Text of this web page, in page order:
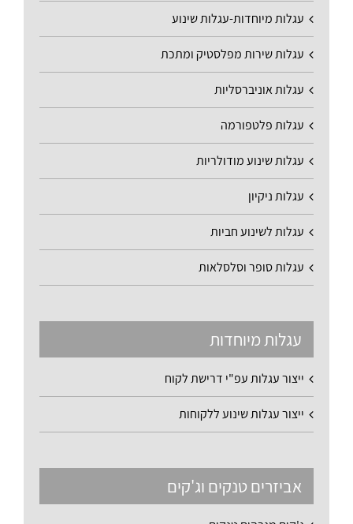
עגלות מיוחדות-עגלות שינוע
עגלות שירות מפלסטיק ומתכת
עגלות אוניברסליות
עגלות פלטפורמה
עגלות שינוע מודולריות
עגלות ניקיון
עגלות לשינוע חביות
עגלות סופר וסלסלאות
עגלות מיוחדות
ייצור עגלות עפ"י דרישת לקוח
ייצור עגלות שינוע ללקוחות
אביזרים טנקים וג'קים